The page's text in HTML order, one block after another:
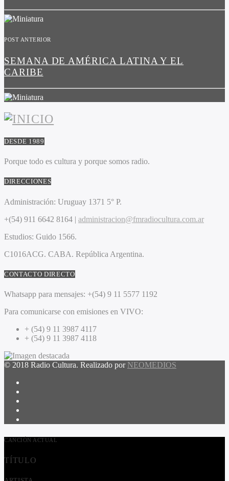
POST ANTERIOR
SEMANA DE AMÉRICA LATINA Y EL
CARIBE
DESDE 1989
Porque todo es cultura y porque somos radio.
DIRECCIONES
Administración: Uruguay 1371 5° P.
+(54) 911 6642 8164 | administracion@fmradiocultura.com.ar
Estudios: Guido 1566.
C1016ACG. CABA. República Argentina.
CONTACTO DIRECTO
Whatsapp para mensajes: +(54) 9 11 5577 1192
Para comunicarse con emisiones en VIVO:
+ (54) 9 11 3987 4117
+ (54) 9 11 3987 4118
© 2018 Radio Cultura. Realizado por NEOMEDIOS
CANCIÓN ACTUAL
TÍTULO